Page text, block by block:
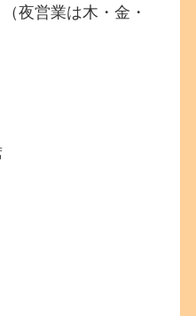
夜営業は木・金・